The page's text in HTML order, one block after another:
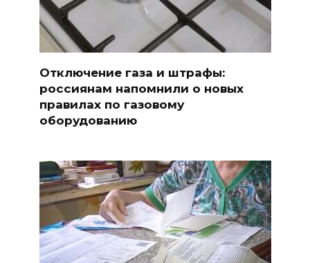
Отключение газа и штрафы:
россиянам напомнили о новых
правилах по газовому
оборудованию